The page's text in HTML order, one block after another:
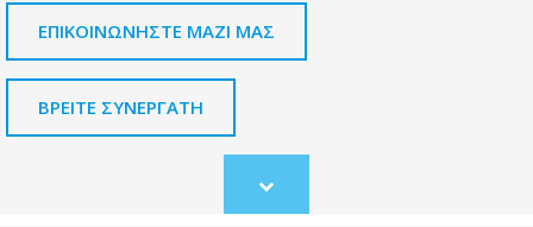
ΕΠΙΚΟΙΝΩΝΗΣΤΕ ΜΑΖΙ ΜΑΣ
ΒΡΕΊΤΕ ΣΥΝΕΡΓΆΤΗ
Scroll
to